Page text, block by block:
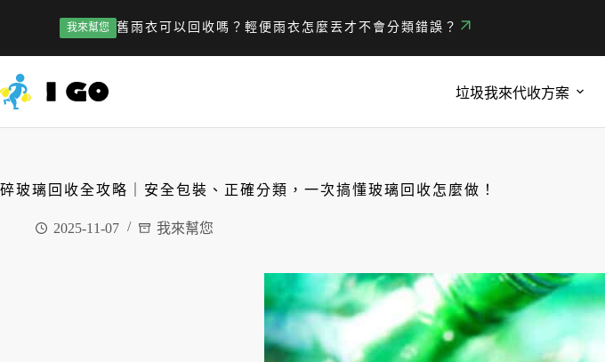
我來幫您 舊雨衣可以回收嗎？輕便雨衣怎麼丟才不會分類錯誤？
垃圾我來代收方案
碎玻璃回收全攻略｜安全包裝、正確分類，一次搞懂玻璃回收怎麼做！
2025-11-07 我來幫您